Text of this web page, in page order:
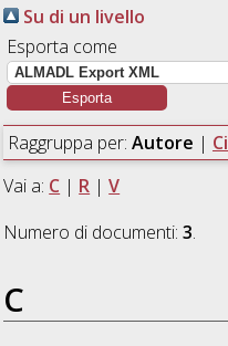
Su di un livello
Esporta come
Raggruppa per: Autore |
Vai a: C | R |V
Numero di documenti:3.
C